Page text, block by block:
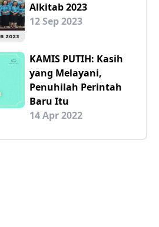
Alkitab 2023
12 Sep 2023
KAMIS PUTIH: Kasih
yang Melayani,
Penuhilah Perintah
Baru Itu
14 Apr 2022